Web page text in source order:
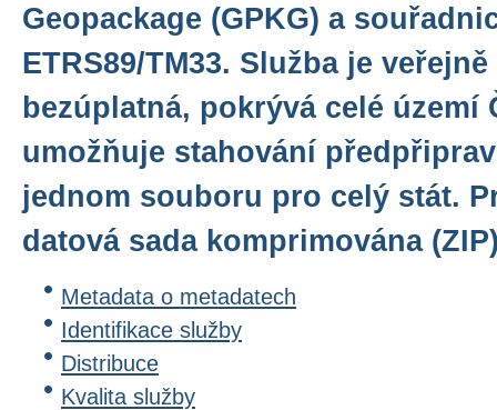
Geopackage (GPKG) a
ETRS89/TM33. Služba je
bezúplatná, pokrývá celé území
umožňuje stahování
jednom souboru pro celý stát.
datová sada komprimována
Metadata o metadatech
Identifikace služby
Distribuce
Kvalita služby